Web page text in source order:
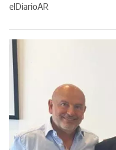
elDiarioAR